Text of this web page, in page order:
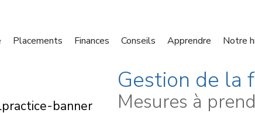
Placements Finances Conseils Apprendre Notre
Gestion de la
Mesures à